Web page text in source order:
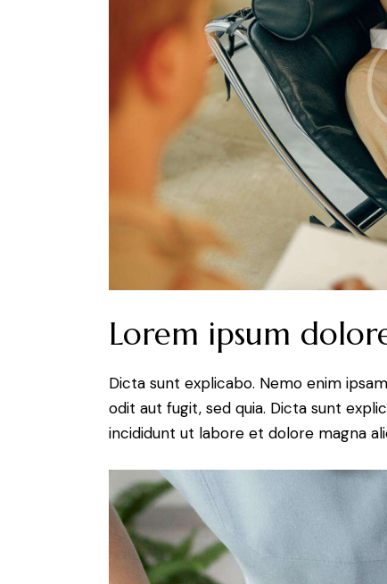
Lorem ipsum
Dicta sunt explicabo. Nemo enim
odit aut fugit, sed quia. Dicta sunt
incididunt ut labore et dolore magna